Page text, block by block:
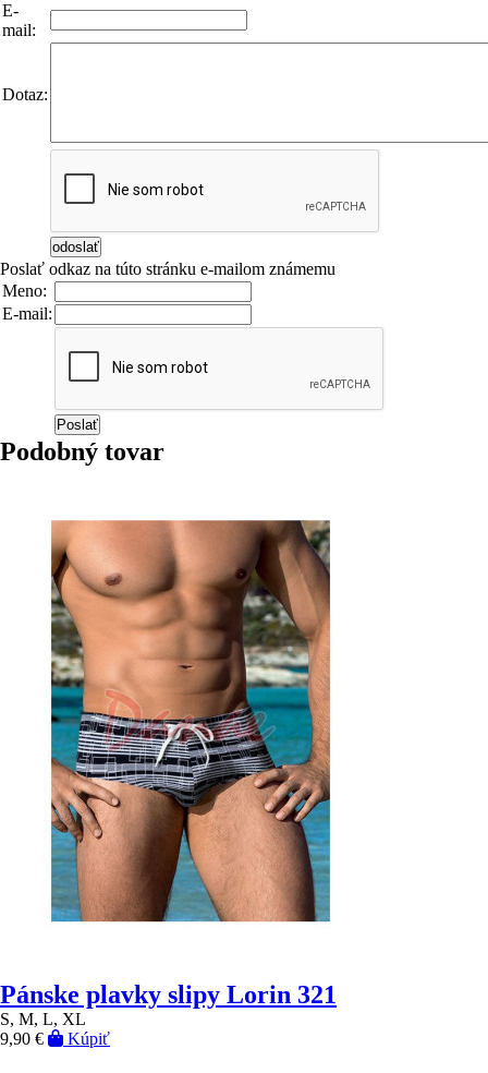
E-
mail:
Dotaz:
Poslať odkaz na túto stránku e-mailom známemu
Meno:
E-mail:
Podobný tovar
Pánske plavky slipy Lorin 321
S, M, L, XL
9,90 €
Kúpiť